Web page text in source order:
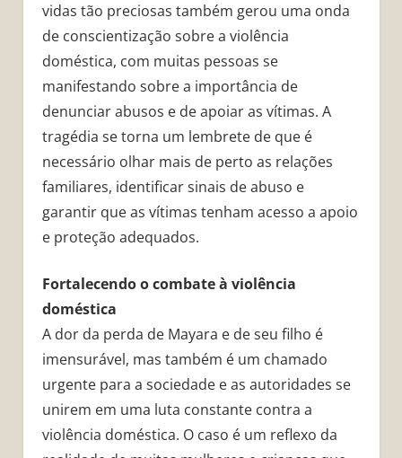
vidas tão preciosas também gerou uma onda
de conscientização sobre a violência
doméstica, com muitas pessoas se
manifestando sobre a importância de
denunciar abusos e de apoiar as vítimas. A
tragédia se torna um lembrete de que é
necessário olhar mais de perto as relações
familiares, identificar sinais de abuso e
garantir que as vítimas tenham acesso a apoio
e proteção adequados.
Fortalecendo o combate à violência
doméstica
A dor da perda de Mayara e de seu filho é
imensurável, mas também é um chamado
urgente para a sociedade e as autoridades se
unirem em uma luta constante contra a
violência doméstica. O caso é um reflexo da